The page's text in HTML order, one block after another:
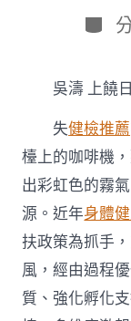
分
類
吳濤 上饒
失健檢推薦
檯上的咖啡機
出彩虹色的霧
源。近年身體
扶政策為抓手
風，經由過程
質、強化孵化